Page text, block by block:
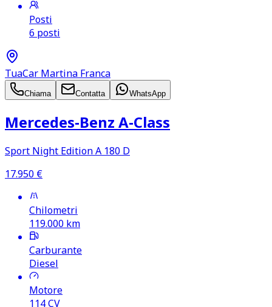
Posti
6 posti
TuaCar Martina Franca
Chiama Contatta WhatsApp
Mercedes‑Benz A‑Class
Sport Night Edition A 180 D
17.950 €
Chilometri
119.000 km
Carburante
Diesel
Motore
114CV